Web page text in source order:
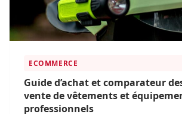
ECOMMERCE
Guide d’achat et comparateur
vente de vêtements et
professionnels